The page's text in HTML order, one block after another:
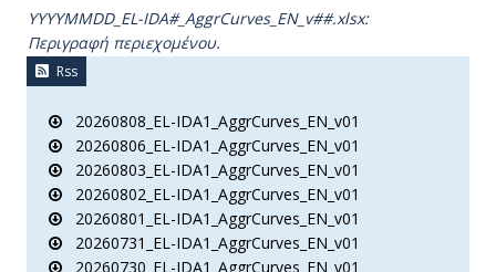
YYYYMMDD_EL-IDA#_AggrCurves_ΕΝ_v##.xlsx:
Περιγραφή περιεχομένου.
Rss
20260808_EL-IDA1_AggrCurves_EN_v01
20260806_EL-IDA1_AggrCurves_EN_v01
20260803_EL-IDA1_AggrCurves_EN_v01
20260802_EL-IDA1_AggrCurves_EN_v01
20260801_EL-IDA1_AggrCurves_EN_v01
20260731_EL-IDA1_AggrCurves_EN_v01
20260730_EL-IDA1_AggrCurves_EN_v01